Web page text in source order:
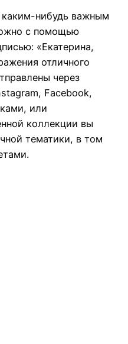
каким-нибудь важным
с помощью
«Екатерина,
отличного
через
Facebook,
или
коллекции вы
тематики, в том